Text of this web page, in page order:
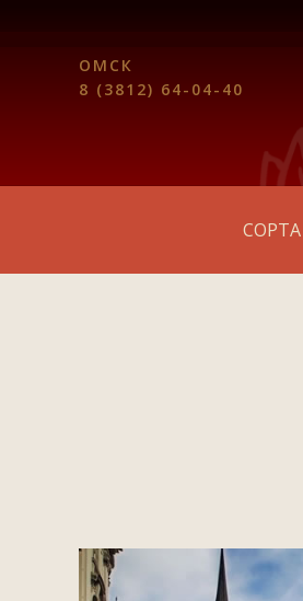
ОМСК
8 (3812) 64-04-40